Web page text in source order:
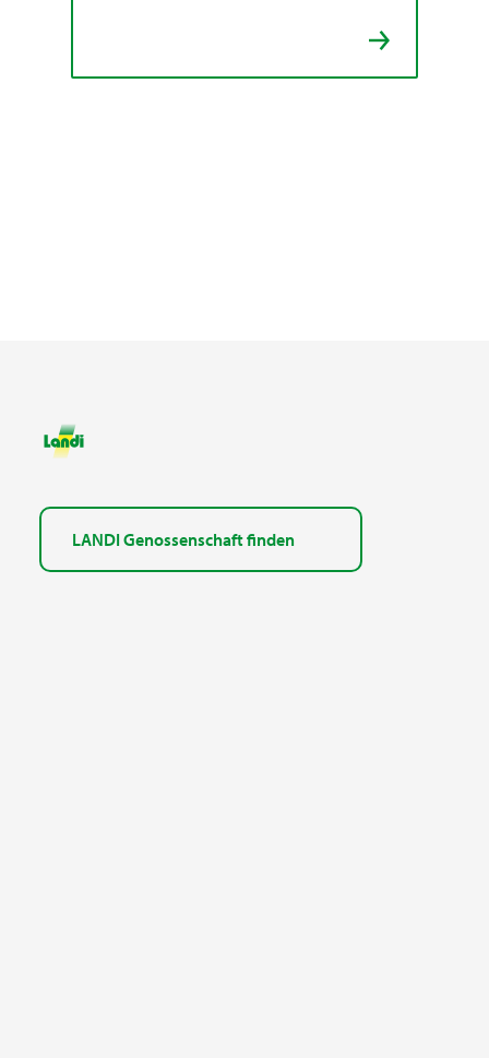
LANDI Genossenschaft finden